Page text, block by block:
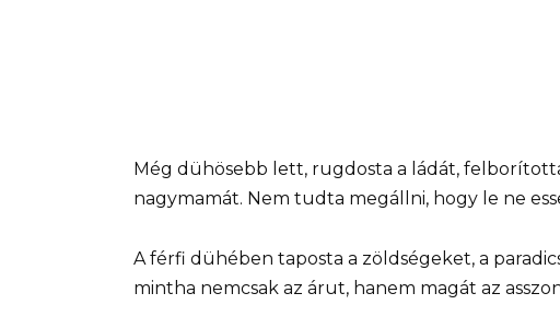
Még dühösebb lett, rugdosta a ládát,
nagymamát. Nem tudta megállni, hogy le ne
A férfi dühében taposta a zöldségeket, a
mintha nemcsak az árut, hanem magát az